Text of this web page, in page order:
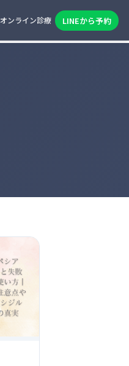
オンライン診療 LINEから予約